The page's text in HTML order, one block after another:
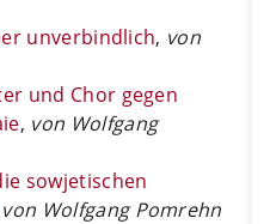
unverbindlich, von
und Chor gegen
, von Wolfgang
sowjetischen
von Wolfgang Pomrehn